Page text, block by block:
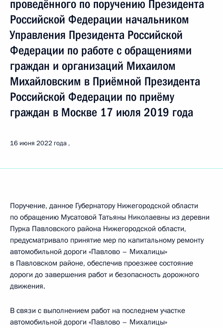
проведённого по поручению Президента
Российской Федерации начальником
Управления Президента Российской
Федерации по работе с обращениями
граждан и организаций Михаилом
Михайловским в Приёмной Президента
Российской Федерации по приёму
граждан в Москве 17 июля 2019 года
16 июня 2022 года
Поручение, данное Губернатору Нижегородской области
по обращению Мусатовой Татьяны Николаевны из деревни
Пурка Павловского района Нижегородской области,
предусматривало принятие мер по капитальному ремонту
автомобильной дороги «Павлово – Михалицы»
в Павловском районе, обеспечив проезжее состояние
дороги до завершения работ и безопасность дорожного
движения.
В связи с выполнением работ на последнем участке
автомобильной дороги «Павлово – Михалицы»